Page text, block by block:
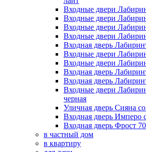
Входные двери
Входные двери
Входные двери
Входные двери
Входная дверь
Входные двери
Входные двери
Входная дверь
Входная дверь
Входные двери
черная
Уличная дверь Сияна
Входная дверь Имперо
Входная дверь Фрост
в частный дом
в квартиру